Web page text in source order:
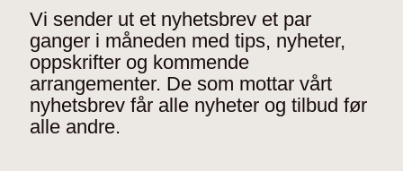
Vi sender ut et nyhetsbrev et par
ganger i måneden med tips, nyheter,
oppskrifter og kommende
arrangementer. De som mottar vårt
nyhetsbrev får alle nyheter og tilbud før
alle andre.